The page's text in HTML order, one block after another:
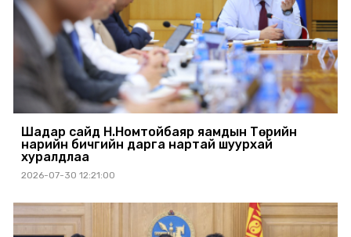
Шадар сайд Н.Номтойбаяр яамдын Төрийн
нарийн бичгийн дарга нартай шуурхай
хуралдлаа
2026-07-30 12:21:00